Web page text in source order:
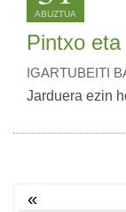
ABUZTUA
Pintxo
IGARTUBEITI
Jarduera ezin
«